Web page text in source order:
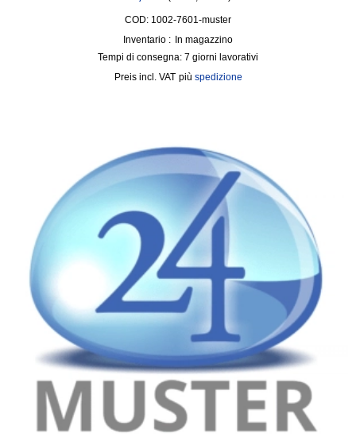
COD: 1002-7601-muster
Inventario : In magazzino
Tempi di consegna: 7 giorni lavorativi
incl. VAT più spedizione